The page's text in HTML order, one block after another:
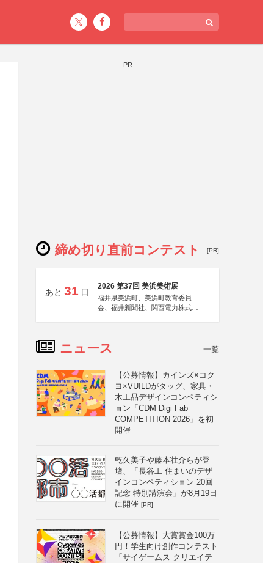
PR
締め切り直前コンテスト [PR]
あと 31 日
2026 第37回 美浜美術展
福井県美浜町、美浜町教育委員
会、福井新聞社、関西電力株式会
ニュース 一覧
【公募情報】カインズ×コク
ヨ×VUILDがタッグ、家具・
木工品デザインコンペティシ
ョン「CDM Digi Fab
COMPETITION 2026」を初
開催
乾久美子や藤本壮介らが登
壇、「長谷工 住まいのデザ
インコンペティション 20回
記念 特別講演会」が8月19日
に開催 [PR]
【公募情報】大賞賞金100万
円！学生向け創作コンテスト
「サイゲームス クリエイテ